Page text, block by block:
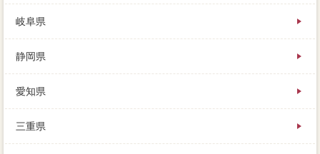
岐阜県
静岡県
愛知県
三重県